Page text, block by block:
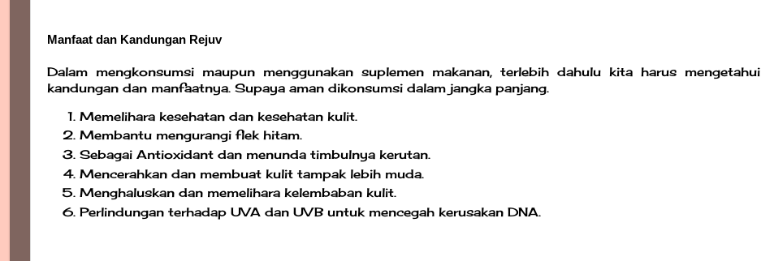
Manfaat dan Kandungan Rejuv
Dalam mengkonsumsi maupun menggunakan suplemen makanan, terlebih dahulu kita harus mengetahui
kandungan dan manfaatnya. Supaya aman dikonsumsi dalam jangka panjang.
Memelihara kesehatan dan kesehatan kulit.
Membantu mengurangi flek hitam.
Sebagai Antioxidant dan menunda timbulnya kerutan.
Mencerahkan dan membuat kulit tampak lebih muda.
Menghaluskan dan memelihara kelembaban kulit.
Perlindungan terhadap UVA dan UVB untuk mencegah kerusakan DNA.